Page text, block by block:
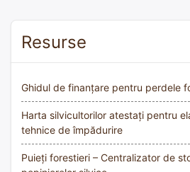
Resurse
Ghidul de finanțare pentru perdele
Harta silvicultorilor atestați pentru
tehnice de împădurire
Puieți forestieri – Centralizator de